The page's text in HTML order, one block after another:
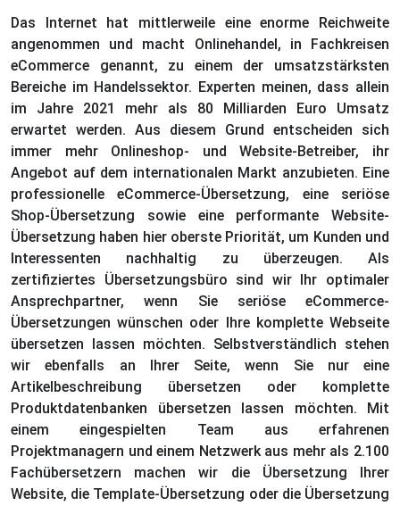
Das Internet hat mittlerweile eine enorme Reichweite
angenommen und macht Onlinehandel, in Fachkreisen
eCommerce genannt, zu einem der umsatzstärksten
Bereiche im Handelssektor. Experten meinen, dass allein
im Jahre 2021 mehr als 80 Milliarden Euro Umsatz
erwartet werden. Aus diesem Grund entscheiden sich
immer mehr Onlineshop- und Website-Betreiber, ihr
Angebot auf dem internationalen Markt anzubieten. Eine
professionelle eCommerce-Übersetzung, eine seriöse
Shop-Übersetzung sowie eine performante Website-
Übersetzung haben hier oberste Priorität, um Kunden und
Interessenten nachhaltig zu überzeugen. Als
zertifiziertes Übersetzungsbüro sind wir Ihr optimaler
Ansprechpartner, wenn Sie seriöse eCommerce-
Übersetzungen wünschen oder Ihre komplette Webseite
übersetzen lassen möchten. Selbstverständlich stehen
wir ebenfalls an Ihrer Seite, wenn Sie nur eine
Artikelbeschreibung übersetzen oder komplette
Produktdatenbanken übersetzen lassen möchten. Mit
einem eingespielten Team aus erfahrenen
Projektmanagern und einem Netzwerk aus mehr als 2.100
Fachübersetzern machen wir die Übersetzung Ihrer
Website, die Template-Übersetzung oder die Übersetzung